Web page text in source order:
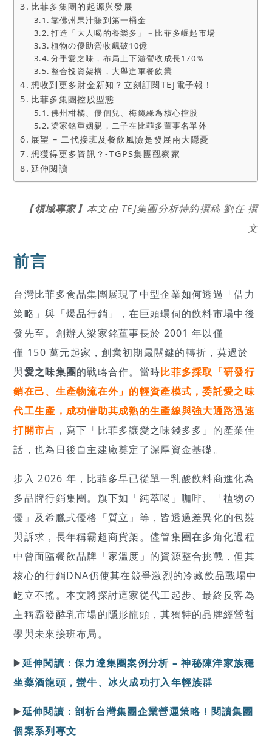
比菲多集團的起源與發展
靠佛州果汁賺到第一桶金
打造「大人喝的養樂多」－比菲多崛起市場
植物の優助營收飆破10億
分手愛之味，布局上下游營收成長170％
整合投資架構，大舉進軍餐飲業
想收到更多財金新知？立刻訂閱TEJ電子報！
比菲多集團控股型態
佛州柑橘、優個兒、梅鏡緣為核心控股
梁家銘重姻親，二子在比菲多董事名單外
展望 – 二代接班及餐飲風險是發展兩大隱憂
想獲得更多資訊？-TGPS集團觀察家
延伸閱讀
【領域專家】 本文由 TEJ集團分析特約撰稿 劉任 撰
文
前言
台灣比菲多食品集團展現了中型企業如何透過「借力
策略」與「爆品行銷」，在巨頭環伺的飲料市場中後
發先至。創辦人梁家銘董事長於 2001 年以僅
僅 150 萬元起家，創業初期最關鍵的轉折，莫過於
與愛之味集團的戰略合作。當時比菲多採取「研發行
銷在己、生產物流在外」的輕資產模式，委託愛之味
代工生產，成功借助其成熟的生產線與強大通路迅速
打開市占 ，寫下「比菲多讓愛之味錢多多」的產業佳
話，也為日後自主建廠奠定了深厚資金基礎。
步入 2026 年，比菲多早已從單一乳酸飲料商進化為
多品牌行銷集團。旗下如「純萃喝」咖啡、「植物の
優」及希臘式優格「質立」等，皆透過差異化的包裝
與訴求，長年稱霸超商貨架。儘管集團在多角化過程
中曾面臨餐飲品牌「家溫度」的資源整合挑戰，但其
核心的行銷DNA仍使其在競爭激烈的冷藏飲品戰場中
屹立不搖。本文將探討這家從代工起步、最終反客為
主稱霸發酵乳市場的隱形龍頭，其獨特的品牌經營哲
學與未來接班布局。
▶️延伸閱讀：保力達集團案例分析 – 神秘陳洋家族穩
坐藥酒龍頭，蠻牛、冰火成功打入年輕族群
▶️延伸閱讀：剖析台灣集團企業營運策略！閱讀集團
個案系列專文